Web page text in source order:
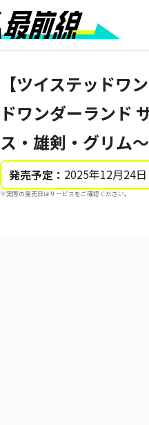
【ツイステッドワ
ドワンダーランド
ス・雄剣・グリム～
発売予定： 2025年12月24
※実際の発売日はサービスをご確認ください。